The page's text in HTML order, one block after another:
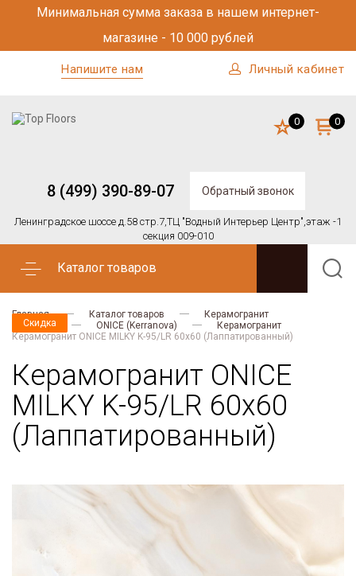
Минимальная сумма заказа в нашем интернет-
магазине - 10 000 рублей
Напишите нам Личный кабинет
8 (499) 390-89-07 Обратный звонок
Ленинградское шоссе д.58 стр.7,ТЦ "Водный Интерьер Центр",этаж -1
секция 009-010
0 0
Каталог товаров
Главная Каталог товаров
Керамогранит
Kerranova
ONICE (Kerranova)
Керамогранит
Керамогранит ONICE MILKY K-95/LR 60x60 (Лаппатированный)
Керамогранит ONICE
MILKY K-95/LR 60x60
(Лаппатированный)
Скидка
Скидка
Скидка
Скидка
Скидка